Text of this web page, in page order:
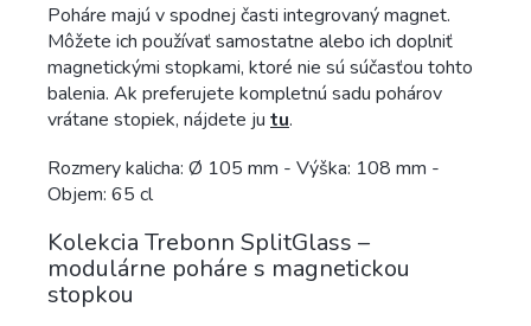
Poháre majú v spodnej časti integrovaný magnet.
Môžete ich používať samostatne alebo ich doplniť
magnetickými stopkami, ktoré nie sú súčasťou tohto
balenia. Ak preferujete kompletnú sadu pohárov
vrátane stopiek, nájdete ju tu.
Rozmery kalicha: Ø 105 mm - Výška: 108 mm -
Objem: 65 cl
Kolekcia Trebonn SplitGlass –
modulárne poháre s magnetickou
stopkou